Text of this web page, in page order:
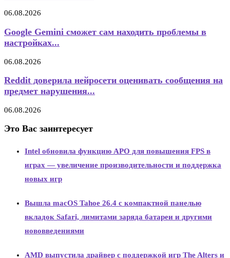
06.08.2026
Google Gemini сможет сам находить проблемы в
настройках...
06.08.2026
Reddit доверила нейросети оценивать сообщения на
предмет нарушения...
06.08.2026
Это Вас заинтересует
Intel обновила функцию APO для повышения FPS в
играх — увеличение производительности и поддержка
новых игр
Вышла macOS Tahoe 26.4 с компактной панелью
вкладок Safari, лимитами заряда батареи и другими
нововведениями
AMD выпустила драйвер с поддержкой игр The Alters и